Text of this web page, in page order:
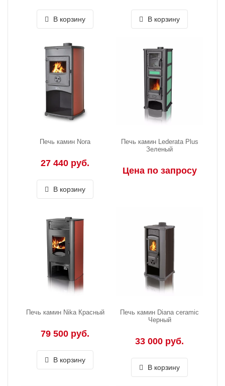
В корзину В корзину
Печь камин Nora
27 440 руб.
В корзину
Печь камин Lederata Plus
Зеленый
Цена по запросу
Печь камин Nika Красный
79 500 руб.
В корзину
Печь камин Diana ceramic
Черный
33 000 руб.
В корзину